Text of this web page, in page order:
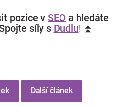
pozice v SEO a hledáte
síly s Dudlu! ⏫
Další článek